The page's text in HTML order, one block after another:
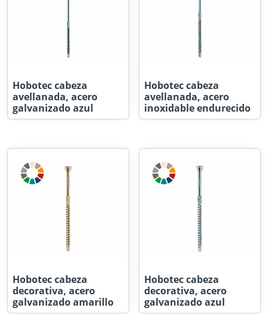
Hobotec cabeza
avellanada, acero
galvanizado azul
Hobotec cabeza
avellanada, acero
inoxidable endurecido
Hobotec cabeza
decorativa, acero
galvanizado amarillo
Hobotec cabeza
decorativa, acero
galvanizado azul